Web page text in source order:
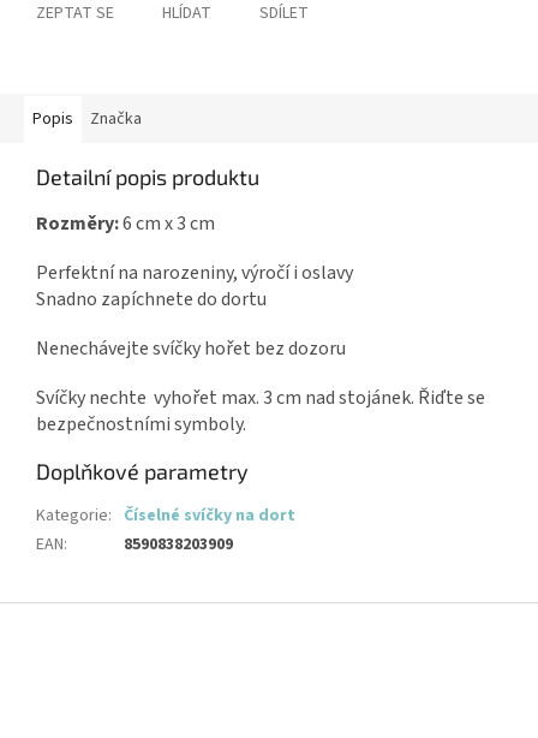
ZEPTAT SE HLÍDAT SDÍLET
Popis Značka
Detailní popis produktu
Rozměry:6 cm x 3 cm
Perfektní na narozeniny, výročí i oslavy
Snadno zapíchnete do dortu
Nenechávejte svíčky hořet bez dozoru
Svíčky nechte vyhořet max. 3 cm nad stojánek. Řiďte se
bezpečnostními symboly.
Doplňkové parametry
Kategorie: Číselné svíčky na dort
EAN: 8590838203909